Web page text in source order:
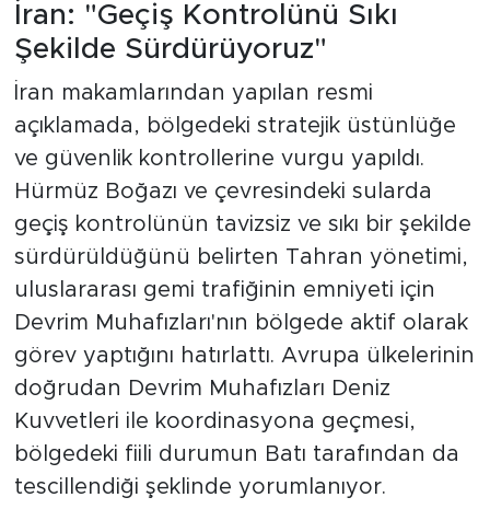
İran: "Geçiş Kontrolünü Sıkı
Şekilde Sürdürüyoruz"
İran makamlarından yapılan resmi
açıklamada, bölgedeki stratejik üstünlüğe
ve güvenlik kontrollerine vurgu yapıldı.
Hürmüz Boğazı ve çevresindeki sularda
geçiş kontrolünün tavizsiz ve sıkı bir şekilde
sürdürüldüğünü belirten Tahran yönetimi,
uluslararası gemi trafiğinin emniyeti için
Devrim Muhafızları'nın bölgede aktif olarak
görev yaptığını hatırlattı. Avrupa ülkelerinin
doğrudan Devrim Muhafızları Deniz
Kuvvetleri ile koordinasyona geçmesi,
bölgedeki fiili durumun Batı tarafından da
tescillendiği şeklinde yorumlanıyor.